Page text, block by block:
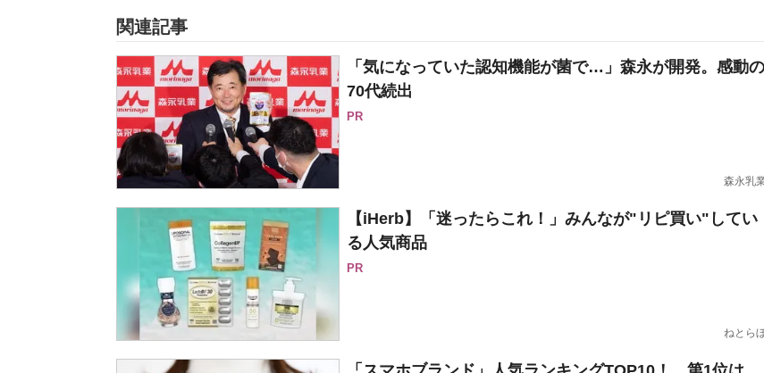
関連記事
「気になっていた認知機能が菌で…」森永が開発。感動の
70代続出
PR
森永乳
【iHerb】「迷ったらこれ！」みんなが"リピ買い"してい
る人気商品
PR
ねとら